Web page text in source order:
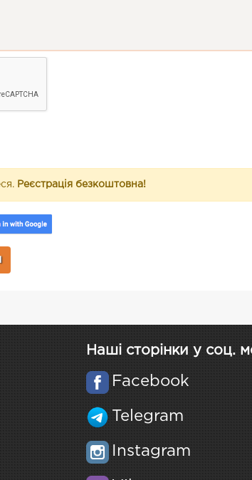
Реєстрація безкоштовна!
Наші сторінки у соц.
Facebook
Telegram
Instagram